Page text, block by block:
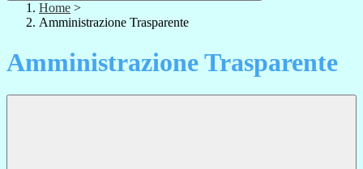
Home >
Amministrazione Trasparente
Amministrazione Trasparente